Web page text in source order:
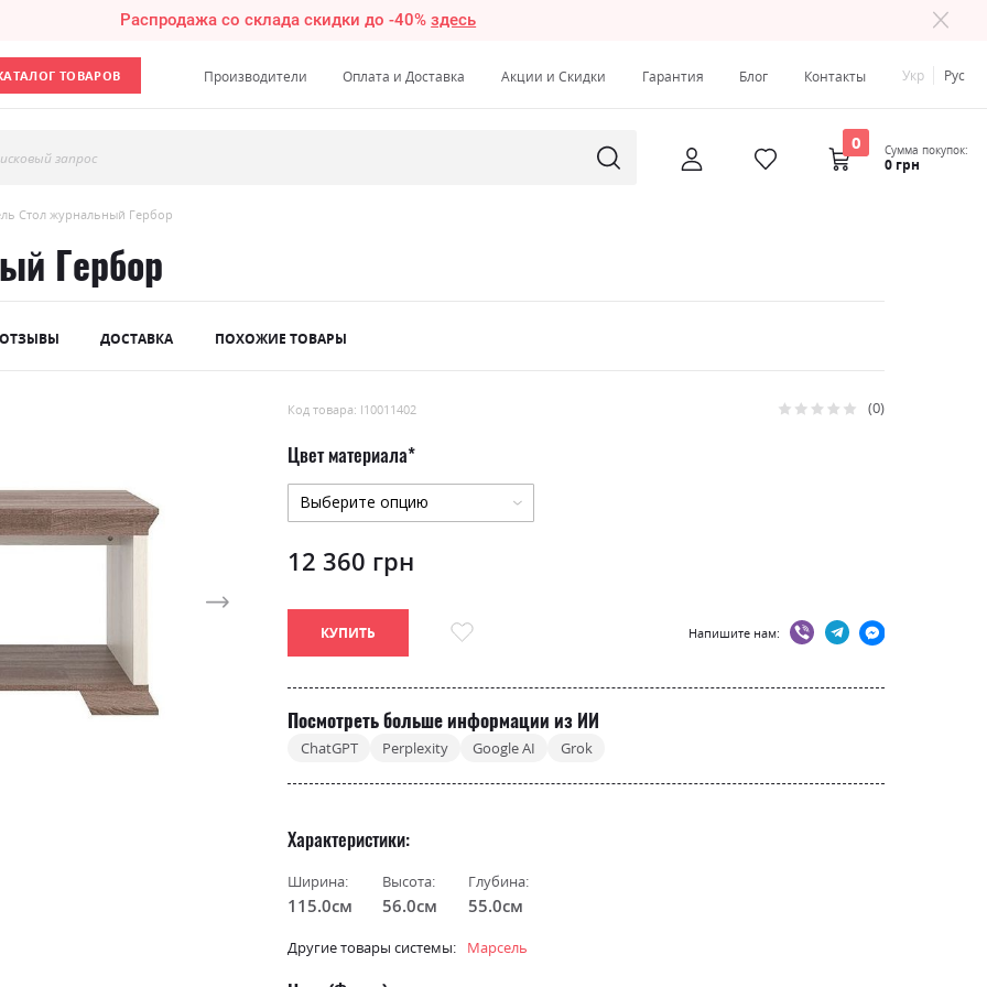
Распродажа со склада скидки до -40%здесь
ТОВАРОВ Производители Оплата и Доставка Акции и Скидки Гарантия Блог Контакты Укр Рус
запрос
0 Сумма покупок:
0 грн
Стол журнальный Гербор
Гербор
ОТЗЫВЫ ДОСТАВКА ПОХОЖИЕ ТОВАРЫ
Код товара: l10011402 Рейтинг: 0
Цвет материала
12 360 грн
КУПИТЬ Напишите нам:
Посмотреть больше информации из ИИ
ChatGPT Perplexity Google AI Grok
Характеристики
Ширина:
115.0см
Высота:
56.0см
Глубина:
55.0см
Другие товары системы: Марсель